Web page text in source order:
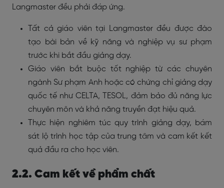
Langmaster đều phải đáp ứng.
Tất cả giáo viên tại Langmaster đều được đào
tạo bài bản về kỹ năng và nghiệp vụ sư phạm
trước khi bắt đầu giảng dạy.
Giáo viên bắt buộc tốt nghiệp từ các chuyên
ngành Sư phạm Anh hoặc có chứng chỉ giảng dạy
quốc tế như CELTA, TESOL, đảm bảo đủ năng lực
chuyên môn và khả năng truyền đạt hiệu quả.
Thực hiện nghiêm túc quy trình giảng dạy, bám
sát lộ trình học tập của trung tâm và cam kết kết
quả đầu ra cho học viên.
2.2. Cam kết về phẩm chất